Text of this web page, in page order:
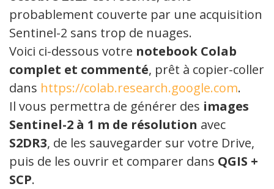
probablement couverte par une acquisition
Sentinel-2 sans trop de nuages.
Voici ci-dessous votre notebook Colab
complet et commenté, prêt à copier-coller
dans https://colab.research.google.com.
Il vous permettra de générer des images
Sentinel-2 à 1 m de résolution avec
S2DR3, de les sauvegarder sur votre Drive,
puis de les ouvrir et comparer dans QGIS +
SCP.